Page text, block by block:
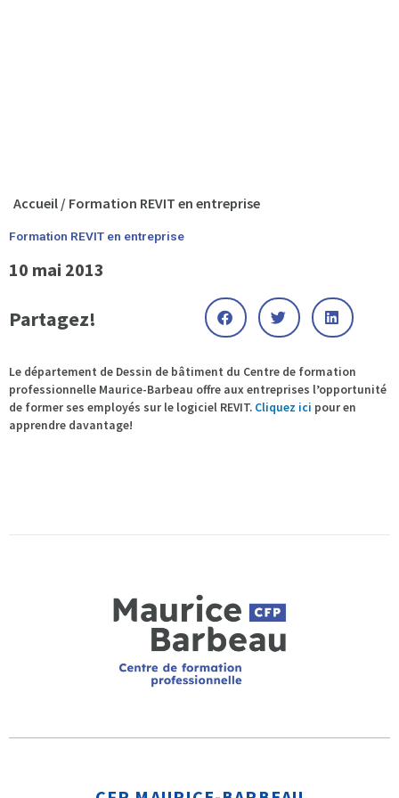
Accueil / Formation REVIT en entreprise
Formation REVIT en entreprise
10 mai 2013
Partagez!
Le département de Dessin de bâtiment du Centre de formation
professionnelle Maurice-Barbeau offre aux entreprises l’opportunité
de former ses employés sur le logiciel REVIT. Cliquez ici pour en
apprendre davantage!